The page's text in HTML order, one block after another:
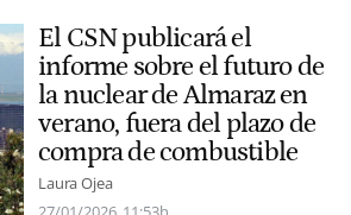
El CSN publicará el
informe sobre el futuro de
la nuclear de Almaraz en
verano, fuera del plazo de
compra de combustible
Laura Ojea